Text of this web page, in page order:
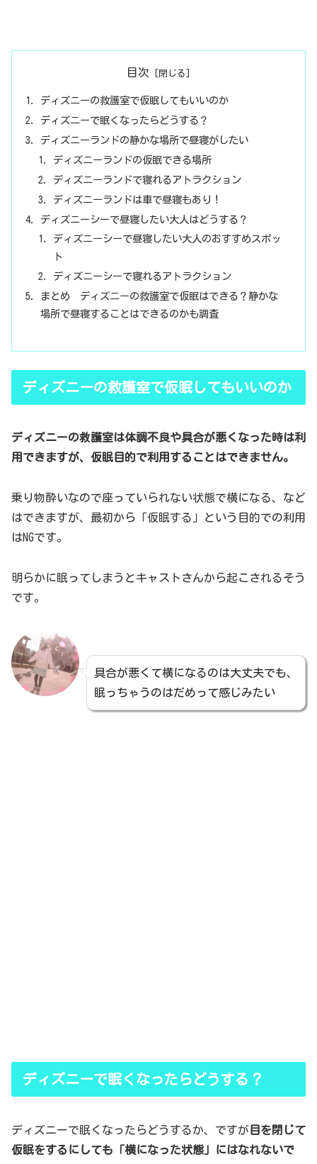
目次
ディズニーの救護室で仮眠してもいいのか
ディズニーで眠くなったらどうする？
ディズニーランドの静かな場所で昼寝がしたい
ディズニーランドの仮眠できる場所
ディズニーランドで寝れるアトラクション
ディズニーランドは車で昼寝もあり！
ディズニーシーで昼寝したい大人はどうする？
ディズニーシーで昼寝したい大人のおすすめスポッ
ト
ディズニーシーで寝れるアトラクション
まとめ ディズニーの救護室で仮眠はできる？静かな
場所で昼寝することはできるのかも調査
ディズニーの救護室で仮眠してもいいのか
ディズニーの救護室は体調不良や具合が悪くなった時は利
用できますが、仮眠目的で利用することはできません。
乗り物酔いなので座っていられない状態で横になる、など
はできますが、最初から「仮眠する」という目的での利用
はNGです。
明らかに眠ってしまうとキャストさんから起こされるそう
です。
具合が悪くて横になるのは大丈夫でも、
眠っちゃうのはだめって感じみたい
ディズニーで眠くなったらどうする？
ディズニーで眠くなったらどうするか、ですが 目を閉じて
仮眠をするにしても「横になった状態」にはなれないで